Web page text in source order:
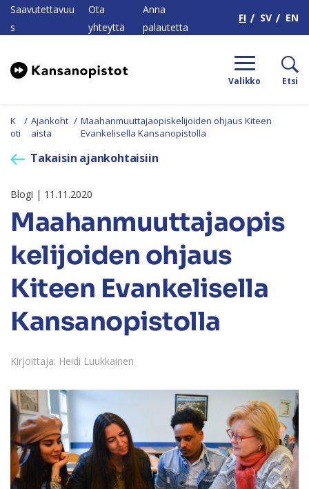
Saavutettavuu
s
Ota
yhteyttä
Anna
palautetta
FI SV EN
Valikko Etsi
K
oti
/ Ajankoht
aista
/ Maahanmuuttajaopiskelijoiden ohjaus Kiteen
Evankelisella Kansanopistolla
Takaisin ajankohtaisiin
Blogi | 11.11.2020
Maahanmuuttajaopis
kelijoiden ohjaus
Kiteen Evankelisella
Kansanopistolla
Kirjoittaja: Heidi Luukkainen